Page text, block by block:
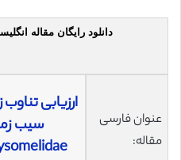
دانلود رایگان مقاله
عنوان فارسی
مقاله:
ارزیابی
سیب